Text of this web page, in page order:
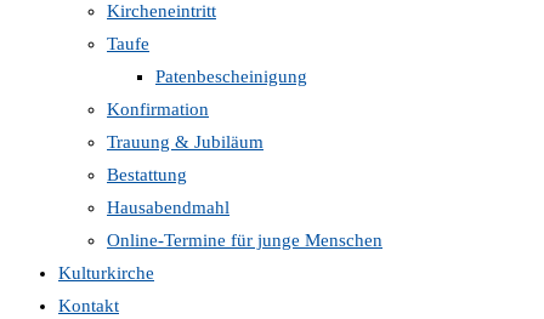
Kircheneintritt
Taufe
Patenbescheinigung
Konfirmation
Trauung & Jubiläum
Bestattung
Hausabendmahl
Online-Termine für junge Menschen
Kulturkirche
Kontakt